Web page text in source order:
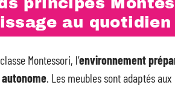
au quotidien
Montessori, l’environnement
. Les meubles sont adaptés